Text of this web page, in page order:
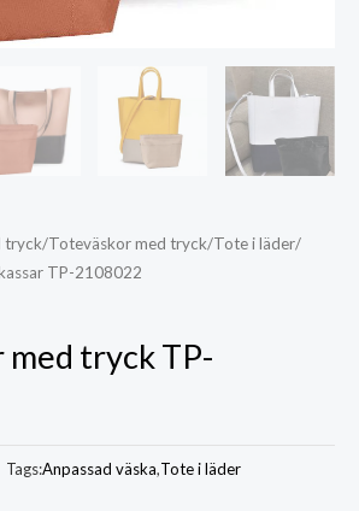
tryck/Toteväskor med tryck/Tote i läder/
TP-2108022
med tryck TP-
Tags:Anpassad väska,Tote i läder